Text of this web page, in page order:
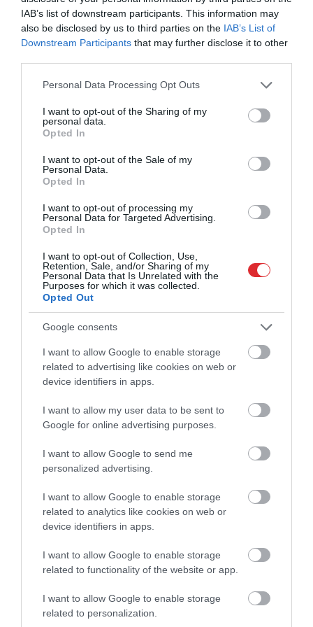
IAB’s list of downstream participants. This information may
also be disclosed by us to third parties on the IAB’s List of
Downstream Participants that may further disclose it to other
Please note that this website/app uses one or more Google
not limited to your visit or usage behaviour. You may click to
grant or deny consent to Google and its third-party tags to
use your data for below specified purposes in below Google
consent section.
Personal Data Processing Opt Outs
I want to opt-out of the Sharing of my
personal data.
Opted In
I want to opt-out of the Sale of my
Personal Data.
Opted In
I want to opt-out of processing my
Personal Data for Targeted Advertising.
Opted In
I want to opt-out of Collection, Use,
Retention, Sale, and/or Sharing of my
Personal Data that Is Unrelated with the
Purposes for which it was collected.
Opted Out
Google consents
I want to allow Google to enable storage
related to advertising like cookies on web or
device identifiers in apps.
I want to allow my user data to be sent to
Google for online advertising purposes.
I want to allow Google to send me
personalized advertising.
I want to allow Google to enable storage
related to analytics like cookies on web or
device identifiers in apps.
I want to allow Google to enable storage
related to functionality of the website or app.
I want to allow Google to enable storage
related to personalization.
Dairis Bertāns par brāļa
saprotu, bet kā direktoram man
šķiet, ka viņš vēl varēja…”